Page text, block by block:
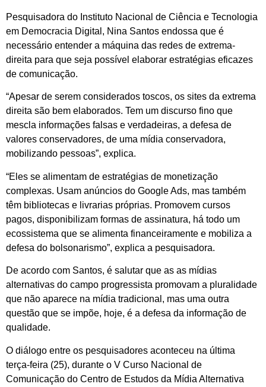
Pesquisadora do Instituto Nacional de Ciência e Tecnologia
em Democracia Digital, Nina Santos endossa que é
necessário entender a máquina das redes de extrema-
direita para que seja possível elaborar estratégias eficazes
de comunicação.
“Apesar de serem considerados toscos, os sites da extrema
direita são bem elaborados. Tem um discurso fino que
mescla informações falsas e verdadeiras, a defesa de
valores conservadores, de uma mídia conservadora,
mobilizando pessoas”, explica.
“Eles se alimentam de estratégias de monetização
complexas. Usam anúncios do Google Ads, mas também
têm bibliotecas e livrarias próprias. Promovem cursos
pagos, disponibilizam formas de assinatura, há todo um
ecossistema que se alimenta financeiramente e mobiliza a
defesa do bolsonarismo”, explica a pesquisadora.
De acordo com Santos, é salutar que as as mídias
alternativas do campo progressista promovam a pluralidade
que não aparece na mídia tradicional, mas uma outra
questão que se impõe, hoje, é a defesa da informação de
qualidade.
O diálogo entre os pesquisadores aconteceu na última
terça-feira (25), durante o V Curso Nacional de
Comunicação do Centro de Estudos da Mídia Alternativa